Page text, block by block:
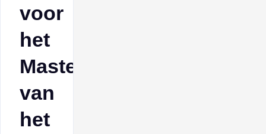
voor
het
Masteren
van
het